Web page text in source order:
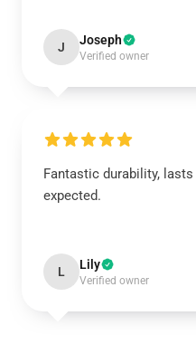
J Joseph
Verified owner
Fantastic durability,
expected.
L Lily
Verified owner